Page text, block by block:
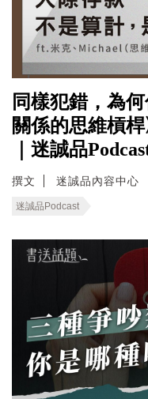
同樣犯錯，為
關係的思維槓
｜迷誠品
撰文 迷誠品內容中心
迷誠品Podcast